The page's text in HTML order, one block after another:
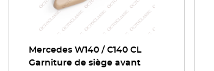
Mercedes W140 / C140 CL
Garniture de siège avant